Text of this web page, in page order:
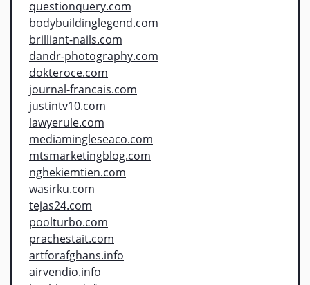
questionquery.com
bodybuildinglegend.com
brilliant-nails.com
dandr-photography.com
dokteroce.com
journal-francais.com
justintv10.com
lawyerule.com
mediamingleseaco.com
mtsmarketingblog.com
nghekiemtien.com
wasirku.com
tejas24.com
poolturbo.com
prachestait.com
artforafghans.info
airvendio.info